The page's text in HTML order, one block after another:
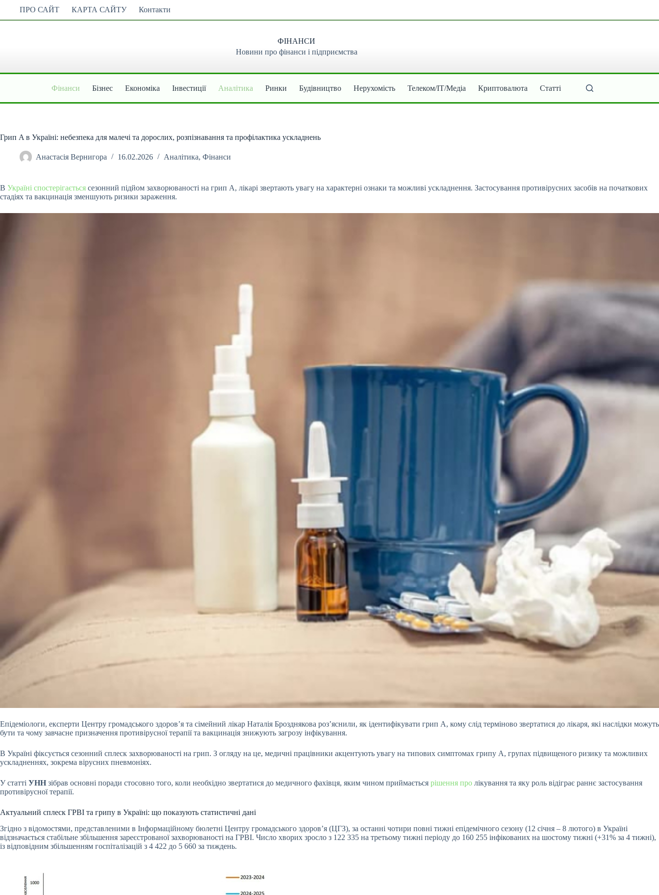
вмісту
ПРО САЙТ КАРТА САЙТУ Контакти
ФІНАНСИ
Новини про фінанси і підприємства
Фінанси Бізнес Економіка Інвестиції Аналітика Ринки Будівництво Нерухомість Телеком/ІТ/Медіа Криптовалюта Статті
Грип A в Україні: небезпека для малечі та дорослих, розпізнавання та профілактика ускладнень
Анастасія Вернигора 16.02.2026 Аналітика, Фінанси
В Україні спостерігається сезонний підйом захворюваності на грип А, лікарі звертають увагу на характерні ознаки та можливі ускладнення. Застосування противірусних засобів на початкових
стадіях та вакцинація зменшують ризики зараження.
Епідеміологи, експерти Центру громадського здоров’я та сімейний лікар Наталія Брозднякова роз’яснили, як ідентифікувати грип А, кому слід терміново звертатися до лікаря, які наслідки можуть
бути та чому завчасне призначення противірусної терапії та вакцинація знижують загрозу інфікування.
В Україні фіксується сезонний сплеск захворюваності на грип. З огляду на це, медичні працівники акцентують увагу на типових симптомах грипу А, групах підвищеного ризику та можливих
ускладненнях, зокрема вірусних пневмоніях.
У статті УНН зібрав основні поради стосовно того, коли необхідно звертатися до медичного фахівця, яким чином приймається рішення про лікування та яку роль відіграє раннє застосування
противірусної терапії.
Актуальний сплеск ГРВІ та грипу в Україні: що показують статистичні дані
Згідно з відомостями, представленими в Інформаційному бюлетні Центру громадського здоров’я (ЦГЗ), за останні чотири повні тижні епідемічного сезону (12 січня – 8 лютого) в Україні
відзначається стабільне збільшення зареєстрованої захворюваності на ГРВІ. Число хворих зросло з 122 335 на третьому тижні періоду до 160 255 інфікованих на шостому тижні (+31% за 4 тижні),
із відповідним збільшенням госпіталізацій з 4 422 до 5 660 за тиждень.